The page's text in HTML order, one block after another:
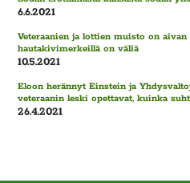
6.6.2021
Veteraanien ja lottien muisto on
hautakivimerkeillä on väliä
10.5.2021
Eloon herännyt Einstein ja
veteraanin leski opettavat, kuinka
26.4.2021